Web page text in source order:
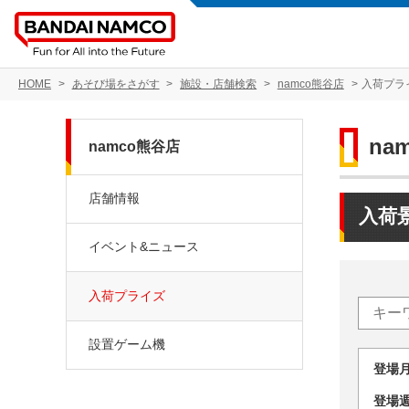
HOME あそび場をさがす 施設・店舗検索 namco熊谷店 入荷プラ
入荷
登
登
namco熊谷店
店舗情報
イベント&ニュース
入荷プライズ
設置ゲーム機